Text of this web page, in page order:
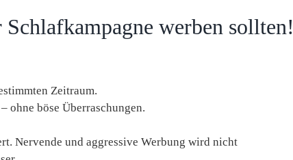
werben sollten!
Zeitraum.
ohne böse Überraschungen.
Nervende und aggressive Werbung wird nicht